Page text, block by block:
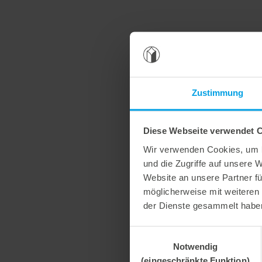
Zustimmung
Diese Webseite verwendet
Wir verwenden Cookies,
und die Zugriffe auf unsere
Website an unsere Partner
möglicherweise mit
der Dienste gesammelt
Notwendig